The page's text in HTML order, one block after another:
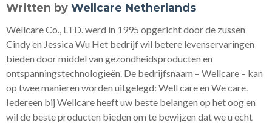
Written by Wellcare Netherlands
Wellcare Co., LTD. werd in 1995 opgericht door de zussen
Cindy en Jessica Wu Het bedrijf wil betere levenservaringen
bieden door middel van gezondheidsproducten en
ontspanningstechnologieën. De bedrijfsnaam – Wellcare – kan
op twee manieren worden uitgelegd: Well care en We care.
Iedereen bij Wellcare heeft uw beste belangen op het oog en
wil de beste producten bieden om te bewijzen dat we u echt